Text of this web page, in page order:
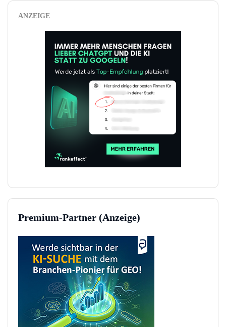
ANZEIGE
Premium-Partner (Anzeige)